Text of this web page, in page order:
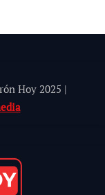
Hoy 2025 |